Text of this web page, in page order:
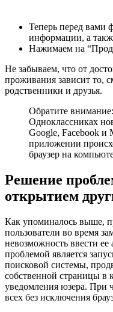
Теперь перед вами
информации, а
Нажимаем на
Не забываем, что от
проживания зависит то,
родственники и друзья.
Обратите
Одноклассниках
Google, Facebook и
приложении
браузер на
Решение
открытием
Как упоминалось выше,
пользователи во время
невозможность ввести
проблемой является
поисковой системы,
собственной страницы в
уведомления юзера. При
всех без исключения